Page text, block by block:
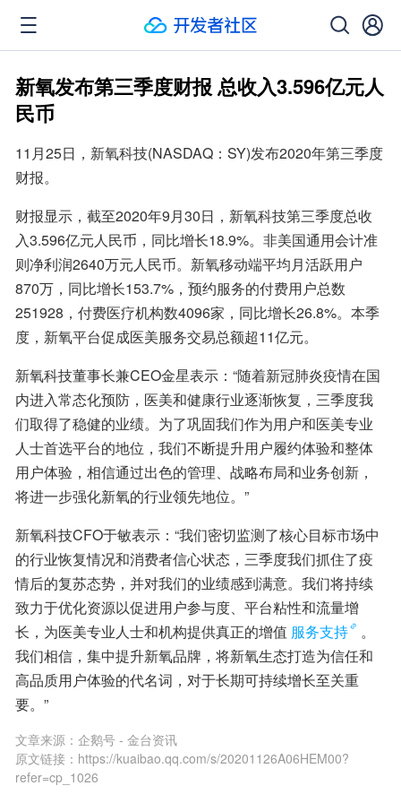
新氧发布第三季度财报 总收入3.596亿元人
民币
11月25日，新氧科技(NASDAQ：SY)发布2020年第三季度
财报。
财报显示，截至2020年9月30日，新氧科技第三季度总收
入3.596亿元人民币，同比增长18.9%。非美国通用会计准
则净利润2640万元人民币。新氧移动端平均月活跃用户
870万，同比增长153.7%，预约服务的付费用户总数
251928，付费医疗机构数4096家，同比增长26.8%。本季
度，新氧平台促成医美服务交易总额超11亿元。
新氧科技董事长兼CEO金星表示：“随着新冠肺炎疫情在国
内进入常态化预防，医美和健康行业逐渐恢复，三季度我
们取得了稳健的业绩。为了巩固我们作为用户和医美专业
人士首选平台的地位，我们不断提升用户履约体验和整体
用户体验，相信通过出色的管理、战略布局和业务创新，
将进一步强化新氧的行业领先地位。”
新氧科技CFO于敏表示：“我们密切监测了核心目标市场中
的行业恢复情况和消费者信心状态，三季度我们抓住了疫
情后的复苏态势，并对我们的业绩感到满意。我们将持续
致力于优化资源以促进用户参与度、平台粘性和流量增
长，为医美专业人士和机构提供真正的增值 服务支持
。
我们相信，集中提升新氧品牌，将新氧生态打造为信任和
高品质用户体验的代名词，对于长期可持续增长至关重
要。”
文章来源： 企鹅号 - 金台资讯
原文链接： https://kuaibao.qq.com/s/20201126A06HEM00?
refer=cp_1026